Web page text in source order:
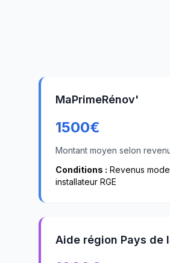
MaPrimeRénov'
1500€
Montant moyen selon
Conditions : Revenus
installateur RGE
Aide région Pays de